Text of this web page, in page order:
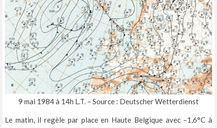
9 mai 1984 à 14h L.T. – Source : Deutscher Wetterdienst
Le matin, il regèle par place en Haute Belgique avec –1,6°C à